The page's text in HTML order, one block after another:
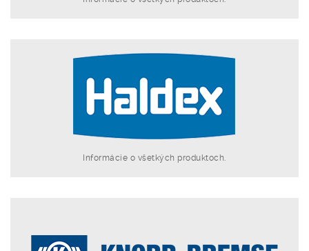
Informácie o všetkých produktoch.